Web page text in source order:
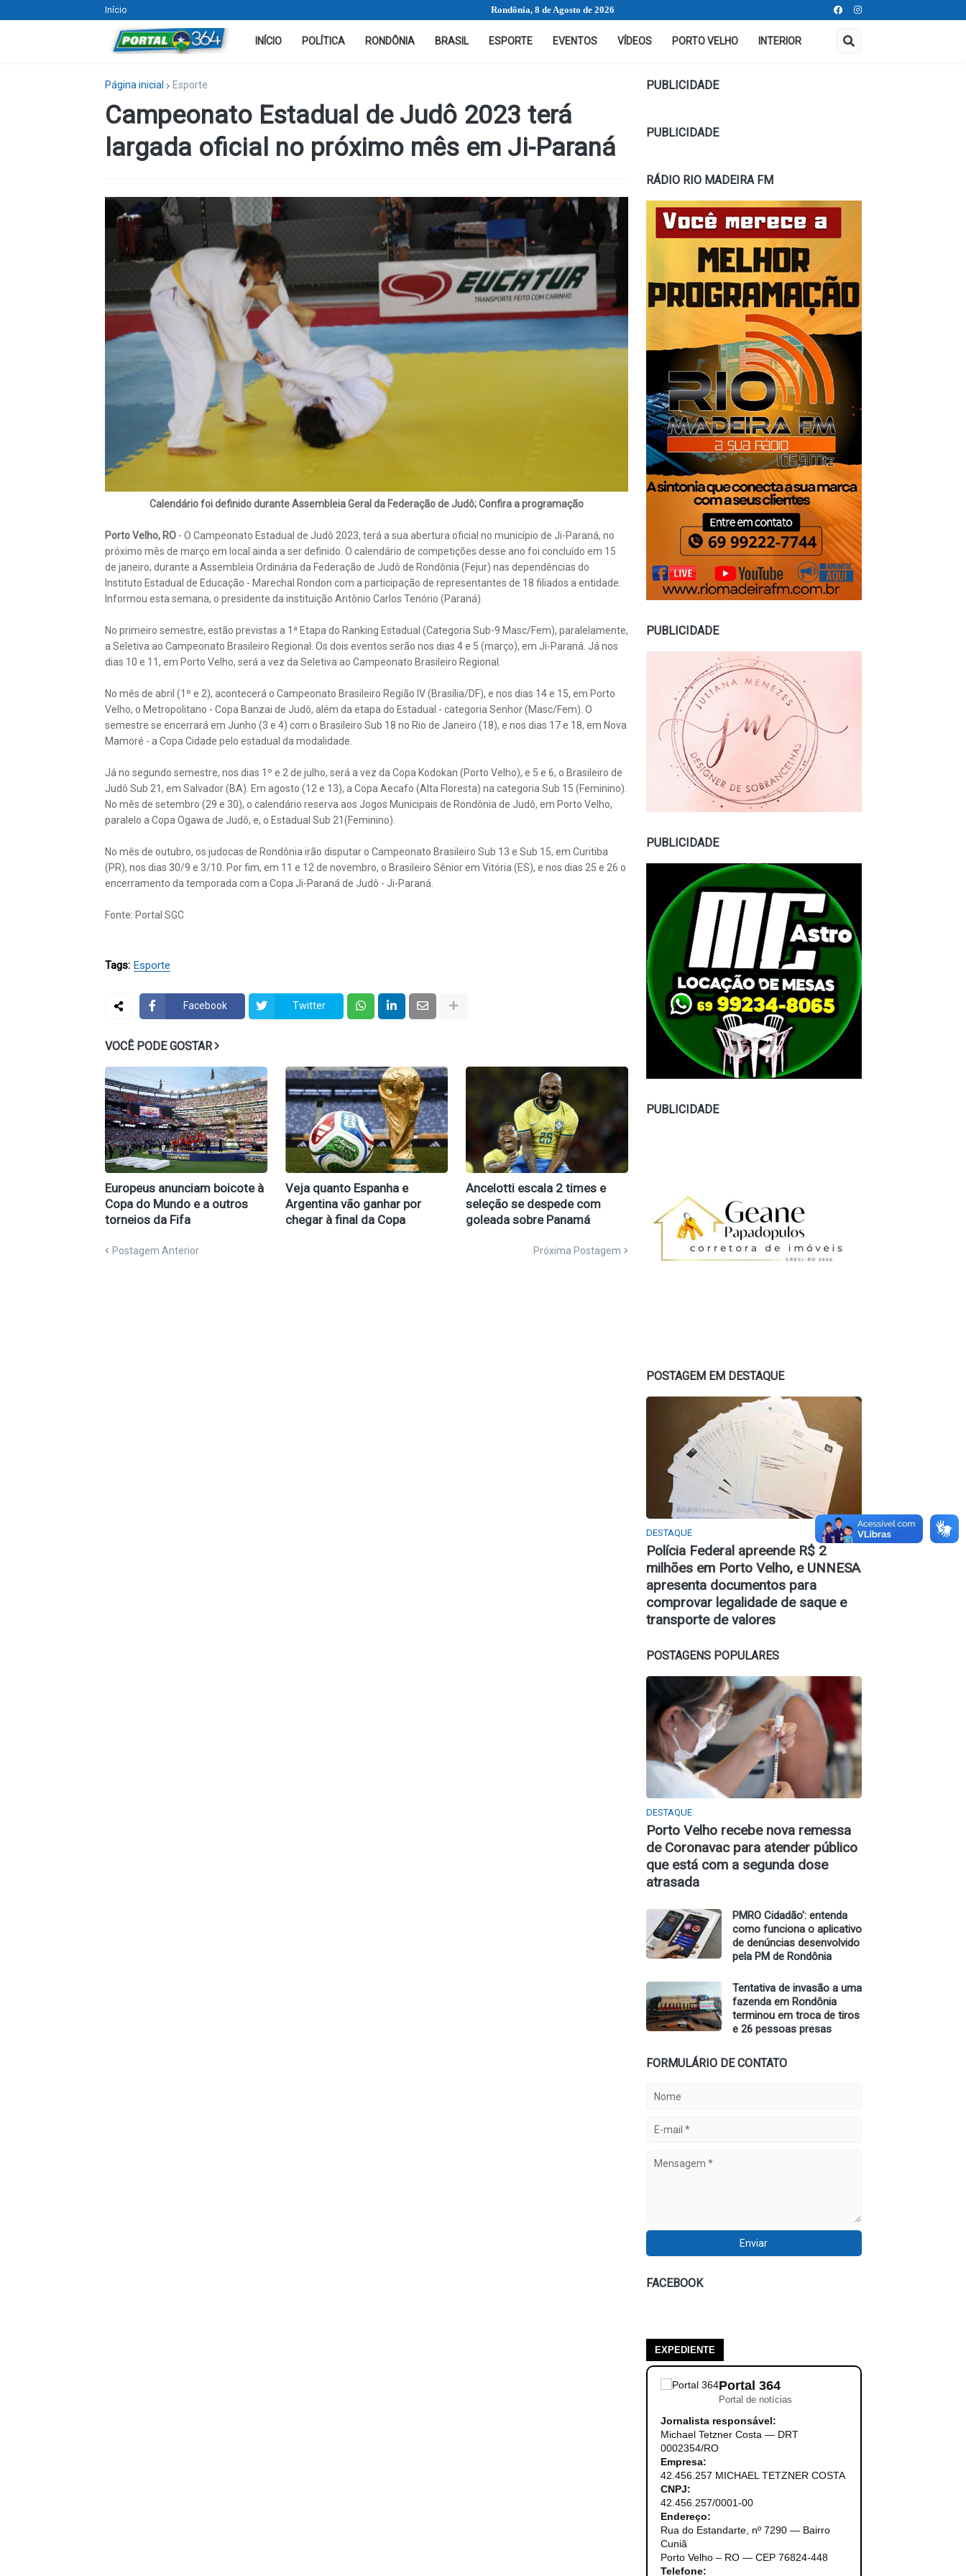
Início Rondônia, 8 de Agosto de 2026
INÍCIO POLÍTICA RONDÔNIA BRASIL ESPORTE EVENTOS VÍDEOS PORTO VELHO INTERIOR
Página inicial Esporte
Campeonato Estadual de Judô 2023 terá
largada oficial no próximo mês em Ji-Paraná
Calendário foi definido durante Assembleia Geral da Federação de Judô; Confira a programação
Porto Velho, RO- O Campeonato Estadual de Judô 2023, terá a sua abertura oficial no município de Ji-Paraná, no
próximo mês de março em local ainda a ser definido. O calendário de competições desse ano foi concluído em 15
de janeiro, durante a Assembleia Ordinária da Federação de Judô de Rondônia (Fejur) nas dependências do
Instituto Estadual de Educação - Marechal Rondon com a participação de representantes de 18 filiados a entidade.
Informou esta semana, o presidente da instituição Antônio Carlos Tenório (Paraná).
No primeiro semestre, estão previstas a 1ª Etapa do Ranking Estadual (Categoria Sub-9 Masc/Fem), paralelamente,
a Seletiva ao Campeonato Brasileiro Regional. Os dois eventos serão nos dias 4 e 5 (março), em Ji-Paraná. Já nos
dias 10 e 11, em Porto Velho, será a vez da Seletiva ao Campeonato Brasileiro Regional.
No mês de abril (1º e 2), acontecerá o Campeonato Brasileiro Região IV (Brasília/DF), e nos dias 14 e 15, em Porto
Velho, o Metropolitano - Copa Banzai de Judô, além da etapa do Estadual - categoria Senhor (Masc/Fem). O
semestre se encerrará em Junho (3 e 4) com o Brasileiro Sub 18 no Rio de Janeiro (18), e nos dias 17 e 18, em Nova
Mamoré - a Copa Cidade pelo estadual da modalidade.
Já no segundo semestre, nos dias 1º e 2 de julho, será a vez da Copa Kodokan (Porto Velho), e 5 e 6, o Brasileiro de
Judô Sub 21, em Salvador (BA). Em agosto (12 e 13), a Copa Aecafo (Alta Floresta) na categoria Sub 15 (Feminino).
No mês de setembro (29 e 30), o calendário reserva aos Jogos Municipais de Rondônia de Judô, em Porto Velho,
paralelo a Copa Ogawa de Judô, e, o Estadual Sub 21(Feminino).
No mês de outubro, os judocas de Rondônia irão disputar o Campeonato Brasileiro Sub 13 e Sub 15, em Curitiba
(PR), nos dias 30/9 e 3/10. Por fim, em 11 e 12 de novembro, o Brasileiro Sênior em Vitória (ES), e nos dias 25 e 26 o
encerramento da temporada com a Copa Ji-Paraná de Judô - Ji-Paraná.
Fonte: Portal SGC
Tags: Esporte
Facebook Twitter
VOCÊ PODE GOSTAR
Europeus anunciam boicote à
Copa do Mundo e a outros
torneios da Fifa
Veja quanto Espanha e
Argentina vão ganhar por
chegar à final da Copa
Ancelotti escala 2 times e
seleção se despede com
goleada sobre Panamá
Postagem Anterior Próxima Postagem
PUBLICIDADE
PUBLICIDADE
RÁDIO RIO MADEIRA FM
PUBLICIDADE
PUBLICIDADE
PUBLICIDADE
POSTAGEM EM DESTAQUE
DESTAQUE
Polícia Federal apreende R$ 2
milhões em Porto Velho, e UNNESA
apresenta documentos para
comprovar legalidade de saque e
transporte de valores
POSTAGENS POPULARES
DESTAQUE
Porto Velho recebe nova remessa
de Coronavac para atender público
que está com a segunda dose
atrasada
PMRO Cidadão': entenda
como funciona o aplicativo
de denúncias desenvolvido
pela PM de Rondônia
Tentativa de invasão a uma
fazenda em Rondônia
terminou em troca de tiros
e 26 pessoas presas
FORMULÁRIO DE CONTATO
FACEBOOK
EXPEDIENTE
Portal 364
Portal de notícias
Jornalista responsável:
Michael Tetzner Costa — DRT
0002354/RO
Empresa:
42.456.257 MICHAEL TETZNER COSTA
CNPJ:
42.456.257/0001-00
Endereço:
Rua do Estandarte, nº 7290 — Bairro
Cuniã
Porto Velho – RO — CEP 76824-448
Telefone: